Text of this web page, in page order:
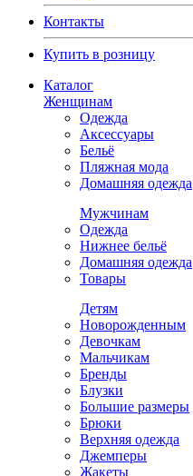
Контакты
Купить в розницу
Каталог
Женщинам
Одежда
Аксессуары
Бельё
Пляжная мода
Домашняя одежда
Мужчинам
Одежда
Нижнее бельё
Домашняя одежда
Товары
Детям
Новорожденным
Девочкам
Мальчикам
Бренды
Блузки
Большие размеры
Брюки
Верхняя одежда
Джемперы
Жакеты